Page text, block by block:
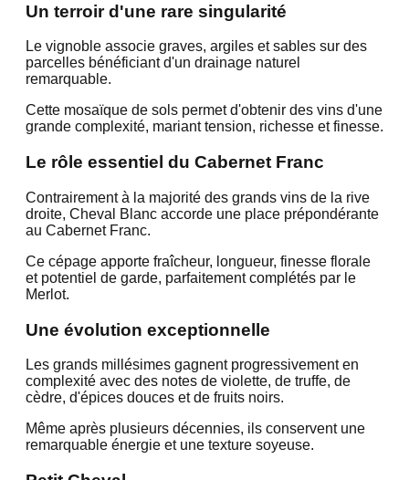
Un terroir d'une rare singularité
Le vignoble associe graves, argiles et sables sur des
parcelles bénéficiant d'un drainage naturel
remarquable.
Cette mosaïque de sols permet d'obtenir des vins d'une
grande complexité, mariant tension, richesse et finesse.
Le rôle essentiel du Cabernet Franc
Contrairement à la majorité des grands vins de la rive
droite, Cheval Blanc accorde une place prépondérante
au Cabernet Franc.
Ce cépage apporte fraîcheur, longueur, finesse florale
et potentiel de garde, parfaitement complétés par le
Merlot.
Une évolution exceptionnelle
Les grands millésimes gagnent progressivement en
complexité avec des notes de violette, de truffe, de
cèdre, d'épices douces et de fruits noirs.
Même après plusieurs décennies, ils conservent une
remarquable énergie et une texture soyeuse.